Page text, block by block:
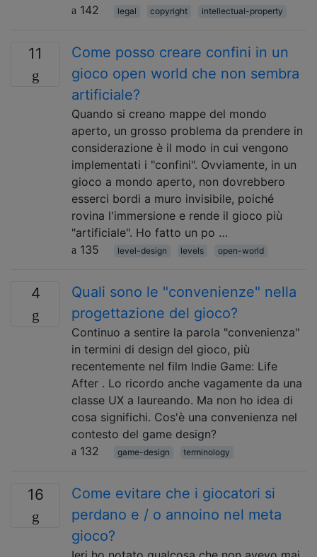
142 legal copyright intellectual-property
11
Come posso creare confini in un
gioco open world che non sembra
artificiale?
Quando si creano mappe del mondo
aperto, un grosso problema da prendere in
considerazione è il modo in cui vengono
implementati i "confini". Ovviamente, in un
gioco a mondo aperto, non dovrebbero
esserci bordi a muro invisibile, poiché
rovina l'immersione e rende il gioco più
"artificiale". Ho fatto un po …
135
level-design levels open-world
4
Quali sono le "convenienze" nella
progettazione del gioco?
Continuo a sentire la parola "convenienza"
in termini di design del gioco, più
recentemente nel film Indie Game: Life
After . Lo ricordo anche vagamente da una
classe UX a laureando. Ma non ho idea di
cosa significhi. Cos'è una convenienza nel
contesto del game design?
132
game-design terminology
16
Come evitare che i giocatori si
perdano e / o annoino nel meta
gioco?